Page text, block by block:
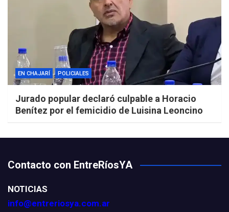
EN CHAJARÍ POLICIALES
Jurado popular declaró culpable a Horacio
Benítez por el femicidio de Luisina Leoncino
Contacto con EntreRíosYA
NOTICIAS
info@entreriosya.com.ar